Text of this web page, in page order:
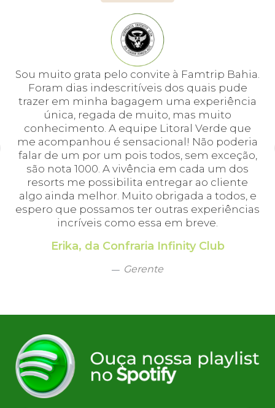
Sou muito grata pelo convite à Famtrip Bahia.
Foram dias indescritíveis dos quais pude
trazer em minha bagagem uma experiência
única, regada de muito, mas muito
conhecimento. A equipe Litoral Verde que
me acompanhou é sensacional! Não poderia
falar de um por um pois todos, sem exceção,
são nota 1000. A vivência em cada um dos
resorts me possibilita entregar ao cliente
algo ainda melhor. Muito obrigada a todos, e
espero que possamos ter outras experiências
incríveis como essa em breve.
Erika, da Confraria Infinity Club
Gerente